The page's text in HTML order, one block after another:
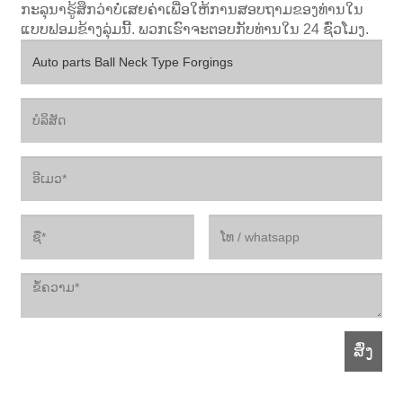
ກະລຸນາຮູ້ສຶກວ່າບໍ່ເສຍຄ່າເພື່ອໃຫ້ການສອບຖາມຂອງທ່ານໃນ
ແບບຟອມຂ້າງລຸ່ມນີ້. ພວກເຮົາຈະຕອບກັບທ່ານໃນ 24 ຊົ່ວໂມງ.